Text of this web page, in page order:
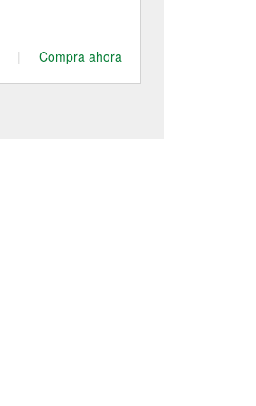
| Compra ahora